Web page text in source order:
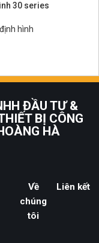
30 series
hình
ĐẦU TƯ &
BỊ CÔNG
HÀ
Về
chúng
tôi
Liên kết